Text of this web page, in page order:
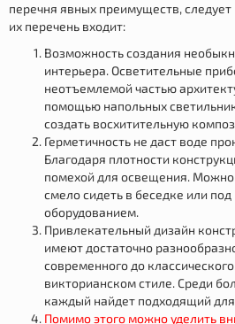
перечня явных преимуществ, следует
их перечень входит:
Возможность создания
интерьера. Осветительные
неотъемлемой частью
помощью напольных
создать восхитительную
Герметичность не даст воде
Благодаря плотности
помехой для освещения. Можно
смело сидеть в беседке или
оборудованием.
Привлекательный дизайн
имеют достаточно
современного до
викторианском стиле. Среди
каждый найдет подходящий
Помимо этого можно уделить